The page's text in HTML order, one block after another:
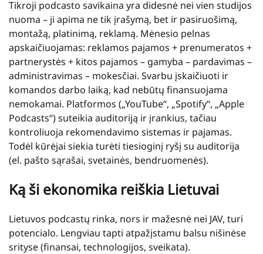
Tikroji podcasto savikaina yra didesnė nei vien studijos
nuoma – ji apima ne tik įrašymą, bet ir pasiruošimą,
montažą, platinimą, reklamą. Mėnesio pelnas
apskaičiuojamas: reklamos pajamos + prenumeratos +
partnerystės + kitos pajamos – gamyba – pardavimas –
administravimas – mokesčiai. Svarbu įskaičiuoti ir
komandos darbo laiką, kad nebūtų finansuojama
nemokamai. Platformos („YouTube“, „Spotify“, „Apple
Podcasts“) suteikia auditoriją ir įrankius, tačiau
kontroliuoja rekomendavimo sistemas ir pajamas.
Todėl kūrėjai siekia turėti tiesioginį ryšį su auditorija
(el. pašto sąrašai, svetainės, bendruomenės).
Ką ši ekonomika reiškia Lietuvai
Lietuvos podcastų rinka, nors ir mažesnė nei JAV, turi
potencialo. Lengviau tapti atpažįstamu balsu nišinėse
srityse (finansai, technologijos, sveikata).